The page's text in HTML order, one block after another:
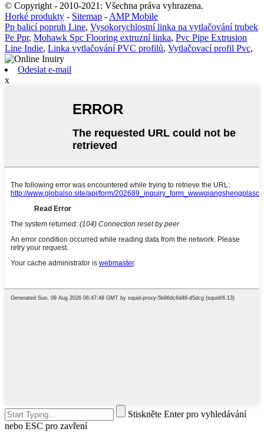
© Copyright - 2010-2021: Všechna práva vyhrazena.
Horké produkty - Sitemap - AMP Mobile
Pp balicí popruh Line, Vysokorychlostní linka na vytlačování trubek
Pe Ppr, Mohawk Spc Flooring extruzní linka, Pvc Pipe Extrusion
Line Indie, Linka vytlačování PVC profilů, Vytlačovací profil Pvc,
Odeslat e-mail
x
Stiskněte Enter pro vyhledávání
nebo ESC pro zavření